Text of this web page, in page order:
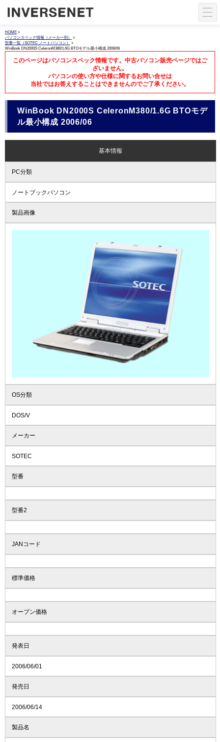
HOME >
パソコンスペック情報（メーカー別）
>
型番一覧（SOTEC ノートパソコン）
>
WinBook DN2000S CeleronM380/1.6G BTOモデル最小構成 2006/06
このページはパソコンスペック情報です。中古パソコン販売ページではご
ざいません。
パソコンの使い方や仕様に関するお問い合せは
当社ではお答えすることはできませんのでご了承ください。
WinBook DN2000S CeleronM380/1.6G BTOモデ
ル最小構成 2006/06
基本情報
PC分類
ノートブックパソコン
製品画像
OS分類
DOS/V
メーカー
SOTEC
型番
型番2
JANコード
標準価格
オープン価格
発表日
2006/06/01
発売日
2006/06/14
製品名